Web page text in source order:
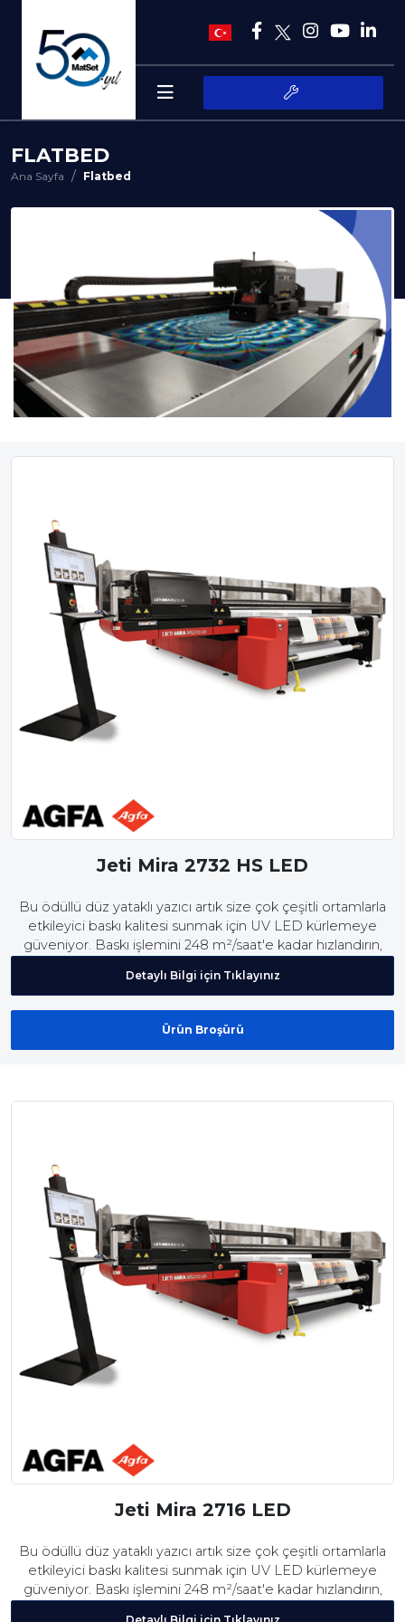
FLATBED
Ana Sayfa Flatbed
Jeti Mira 2732 HS LED
Bu ödüllü düz yataklı yazıcı artık size çok çeşitli ortamlarla
etkileyici baskı kalitesi sunmak için UV LED kürlemeye
güveniyor. Baskı işlemini 248 m²/saat'e kadar hızlandırın,
duyduğunuzda 3D Lens Teknolojili baskıyı tercih edin.
Detaylı Bilgi için Tıklayınız
Ürün Broşürü
Jeti Mira 2716 LED
Bu ödüllü düz yataklı yazıcı artık size çok çeşitli ortamlarla
etkileyici baskı kalitesi sunmak için UV LED kürlemeye
güveniyor. Baskı işlemini 248 m²/saat'e kadar hızlandırın,